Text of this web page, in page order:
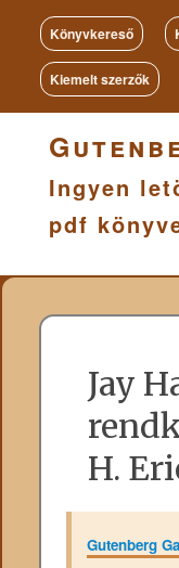
Könyvkereső
Kiemelt szerzők
Ingyen
pdf
Jay
H.
Gutenberg